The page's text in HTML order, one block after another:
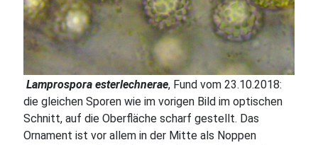
Lamprospora esterlechnerae, Fund vom 23.10.2018:
die gleichen Sporen wie im vorigen Bild im optischen
Schnitt, auf die Oberfläche scharf gestellt. Das
Ornament ist vor allem in der Mitte als Noppen